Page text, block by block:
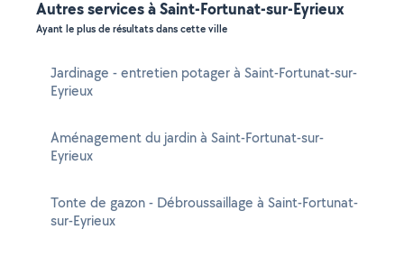
Autres services à Saint-Fortunat-sur-Eyrieux
Ayant le plus de résultats dans cette ville
Jardinage - entretien potager à Saint-Fortunat-sur-
Eyrieux
Aménagement du jardin à Saint-Fortunat-sur-
Eyrieux
Tonte de gazon - Débroussaillage à Saint-Fortunat-
sur-Eyrieux